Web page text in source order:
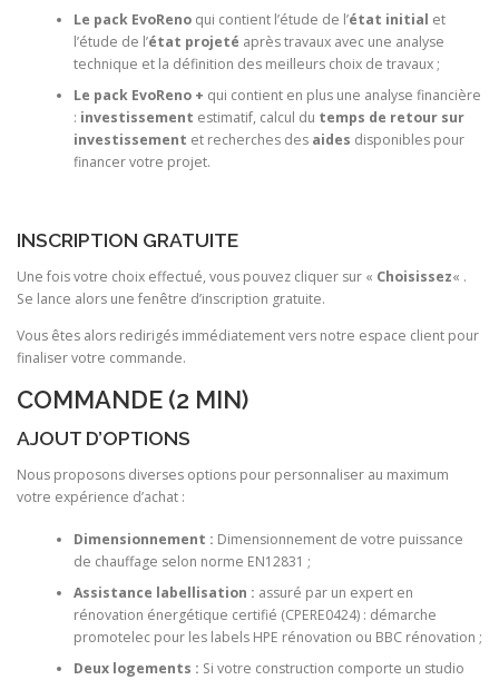
Le pack EvoRenoqui contient l’étude de l’état initial et
l’étude de l’état projeté après travaux avec une analyse
technique et la définition des meilleurs choix de travaux ;
Le pack EvoReno + qui contient en plus une analyse financière
: investissement estimatif, calcul du temps de retour sur
investissement et recherches des aides disponibles pour
financer votre projet.
INSCRIPTION GRATUITE
Une fois votre choix effectué, vous pouvez cliquer sur « Choisissez« .
Se lance alors une fenêtre d’inscription gratuite.
Vous êtes alors redirigés immédiatement vers notre espace client pour
finaliser votre commande.
COMMANDE (2 MIN)
AJOUT D’OPTIONS
Nous proposons diverses options pour personnaliser au maximum
votre expérience d’achat :
Dimensionnement : Dimensionnement de votre puissance
de chauffage selon norme EN12831 ;
Assistance labellisation : assuré par un expert en
rénovation énergétique certifié (CPERE0424) : démarche
promotelec pour les labels HPE rénovation ou BBC rénovation ;
Deux logements : Si votre construction comporte un studio